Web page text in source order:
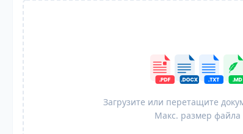
Загрузите или перетащите
Макс. размер файла